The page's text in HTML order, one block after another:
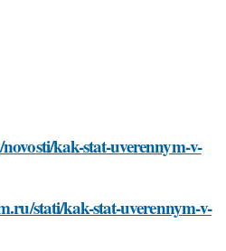
kak-stat-uverennym-v-
stati/kak-stat-uverennym-v-